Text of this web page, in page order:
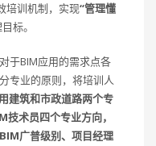
培训机制，实现“管理懂
标。
于BIM应用的需求点各
专业的原则，将培训人
建筑和市政道路两个专
术员四个专业方向，
BIM广普级别、项目经理